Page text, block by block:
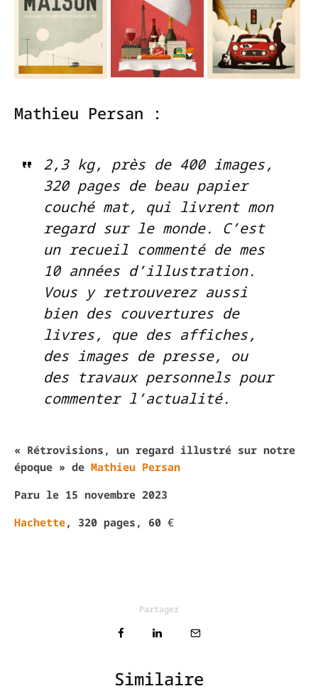
Mathieu Persan :
2,3 kg, près de 400 images,
320 pages de beau papier
couché mat, qui livrent mon
regard sur le monde. C’est
un recueil commenté de mes
10 années d’illustration.
Vous y retrouverez aussi
bien des couvertures de
livres, que des affiches,
des images de presse, ou
des travaux personnels pour
commenter l’actualité.
« Rétrovisions, un regard illustré sur notre
époque » de Mathieu Persan
Paru le 15 novembre 2023
Hachette, 320 pages, 60 €
Partager
Similaire